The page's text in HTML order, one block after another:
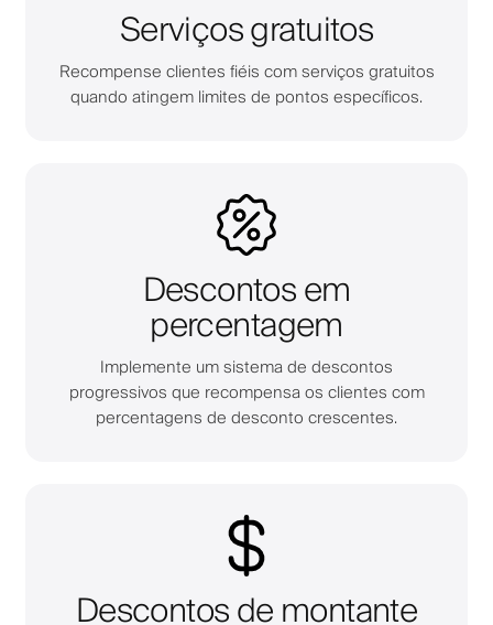
Serviços gratuitos
Recompense clientes fiéis com serviços gratuitos
quando atingem limites de pontos específicos.
Descontos em
percentagem
Implemente um sistema de descontos
progressivos que recompensa os clientes com
percentagens de desconto crescentes.
Descontos de montante